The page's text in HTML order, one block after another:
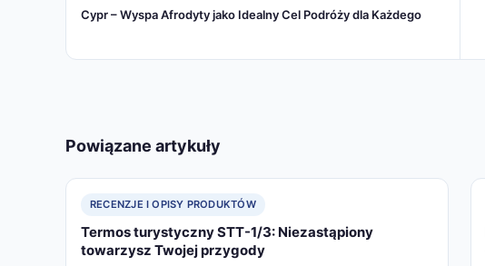
Cypr – Wyspa Afrodyty jako Idealny Cel Podróży dla Każdego
Powiązane artykuły
RECENZJE I OPISY PRODUKTÓW
Termos turystyczny STT-1/3: Niezastąpiony
towarzysz Twojej przygody